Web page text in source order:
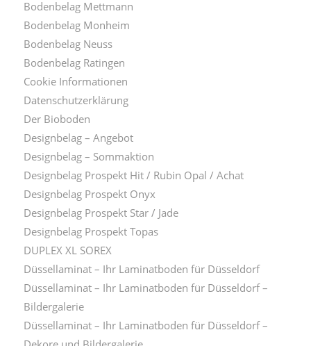
Bodenbelag Mettmann
Bodenbelag Monheim
Bodenbelag Neuss
Bodenbelag Ratingen
Cookie Informationen
Datenschutzerklärung
Der Bioboden
Designbelag – Angebot
Designbelag – Sommaktion
Designbelag Prospekt Hit / Rubin Opal / Achat
Designbelag Prospekt Onyx
Designbelag Prospekt Star / Jade
Designbelag Prospekt Topas
DUPLEX XL SOREX
Düssellaminat – Ihr Laminatboden für Düsseldorf
Düssellaminat – Ihr Laminatboden für Düsseldorf –
Bildergalerie
Düssellaminat – Ihr Laminatboden für Düsseldorf –